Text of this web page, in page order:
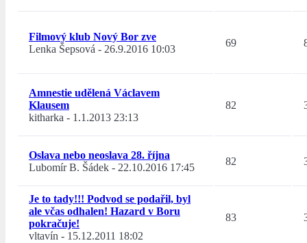
Filmový klub Nový Bor zve
Lenka Šepsová - 26.9.2016 10:03
69
Amnestie udělená Václavem
Klausem
kitharka - 1.1.2013 23:13
82
Oslava nebo neoslava 28. října
Lubomír B. Šádek - 22.10.2016 17:45
82
Je to tady!!! Podvod se podařil, byl
ale včas odhalen! Hazard v Boru
pokračuje!
vltavín - 15.12.2011 18:02
83